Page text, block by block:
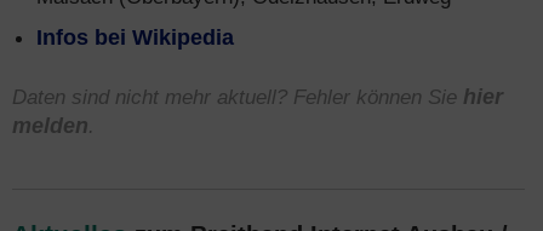
Infos bei Wikipedia
Daten sind nicht mehr aktuell? Fehler können Sie hier
melden.